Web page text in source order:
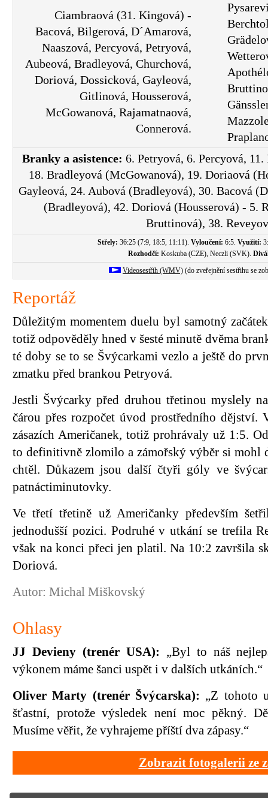
Ciambraová (31. Kingová) -
Bacová, Bilgerová, D´Amarová,
Naaszová, Percyová, Petryová,
Aubeová, Bradleyová, Churchová,
Doriová, Dossicková, Gayleová,
Gitlinová, Housserová,
McGowanová, Rajamatnaová,
Connerová.
Branky a asistence: 6. Petryová, 6. Percyová,
18. Bradleyová (McGowanová), 19. Doriaová
Gayleová, 24. Aubová (Bradleyová), 30. Bacová
(Bradleyová), 42. Doriová (Housserová) - 5.
Bruttinová), 38.
Střely: 36:25 (7:9, 18:5, 11:11). Vyloučení: 6:5. Využití:
Rozhodčí: Koskuba (CZE), Neczli (SVK).
Videosestřih (WMV) (do zveřejnění sestřihu se
Reportáž
Důležitým momentem duelu byl samotný
totiž odpověděly hned v šesté minutě dvěma
té doby se to se Švýcarkami vezlo a ještě do
zmatku před brankou Petryová.
Jestli Švýcarky před druhou třetinou myslely
čárou přes rozpočet úvod prostředního
zásazích Američanek, totiž prohrávaly už 1:5.
to definitivně zlomilo a zámořský výběr si mohl
chtěl. Důkazem jsou další čtyři góly ve
patnáctiminutovky.
Ve třetí třetině už Američanky především
jednodušší pozici. Podruhé v utkání se trefila
však na konci přeci jen platil. Na 10:2 završila
Doriová.
Autor: Michal Miškovský
Ohlasy
JJ Devieny (trenér USA): „Byl to náš
výkonem máme šanci uspět i v dalších utkáních.“
Oliver Marty (trenér Švýcarska): „Z tohoto
šťastní, protože výsledek není moc pěkný.
Musíme věřit, že vyhrajeme příští dva zápasy.“
Zobrazit fotogalerii ze